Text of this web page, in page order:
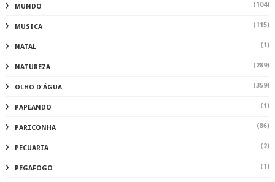
MUNDO (104)
MUSICA (115)
NATAL (1)
NATUREZA (289)
OLHO D'ÁGUA (359)
PAPEANDO (1)
PARICONHA (86)
PECUARIA (2)
PEGAFOGO (1)